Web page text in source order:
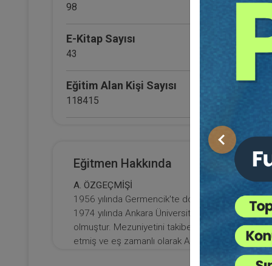
Önceki
98
E-Kitap Sayısı
43
Eğitim Alan Kişi Sayısı
118415
Makale Sayısı
Eğitmen Hakkında
A. ÖZGEÇMİŞİ
1956 yılında Germencik'te doğan Prof. Dr.
1974 yılında Ankara Üniversitesi Hukuk
olmuştur. Mezuniyetini takiben Ankara
etmiş ve eş zamanlı olarak Ankara Barosu'nda
Üniversitesi Sosyal Bilimler Enstitüsü Kamu